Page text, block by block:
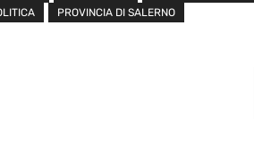
PROVINCIA DI SALERNO